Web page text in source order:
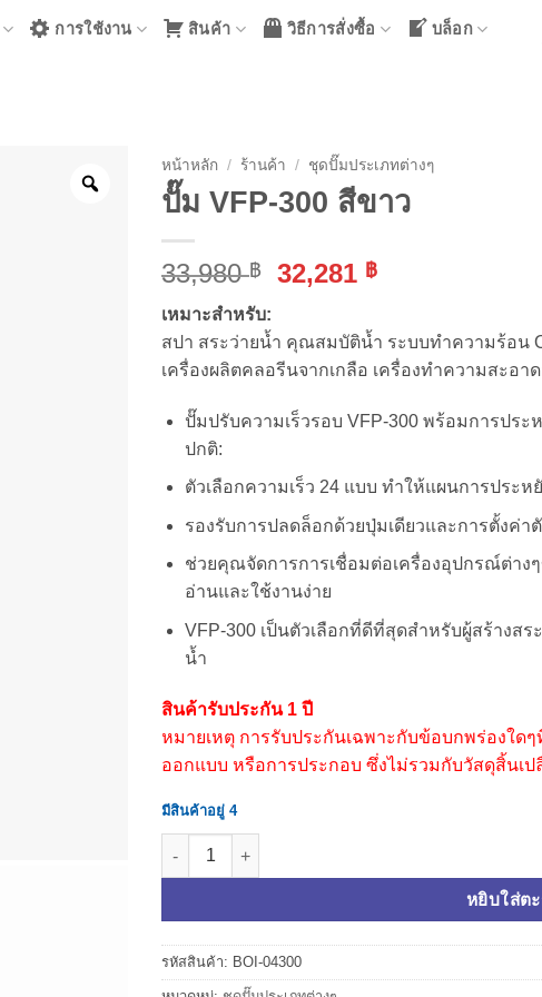
การใช้งาน สินค้า วิธีการสั่งซื้อ บล็อก
หน้าหลัก / ร้านค้า / ชุดปั๊มประเภทต่างๆ
ปั๊ม VFP-300 สีขาว
33,980฿
Original
33,980 ฿.
32,281 ฿Current
32,281 ฿.
เหมาะสำหรับ:
สปา สระว่ายน้ำ คุณสมบัติน้ำ ระบบทำความร้อน
เครื่องผลิตคลอรีนจากเกลือ เครื่องทำความสะอา
ปั๊มปรับความเร็วรอบ VFP-300 พร้อมการประ
ปกติ:
ตัวเลือกความเร็ว 24 แบบ ทำให้แผนการประ
รองรับการปลดล็อกด้วยปุ่มเดียวและการตั้งค่าตั
ช่วยคุณจัดการการเชื่อมต่อเครื่องอุปกรณ์ต่าง
อ่านและใช้งานง่าย
VFP-300 เป็นตัวเลือกที่ดีที่สุดสำหรับผู้สร้างส
น้ำ
สินค้ารับประกัน 1 ปี
หมายเหตุ การรับประกันเฉพาะกับข้อบกพร่องใด
ออกแบบ หรือการประกอบ ซึ่งไม่รวมกับวัสดุสิ้นเป
มีสินค้าอยู่ 4
จำนวน ปั๊ม VFP-300 สีขาว ชิ้น
หยิบใส่ต
รหัสสินค้า: BOI-04300